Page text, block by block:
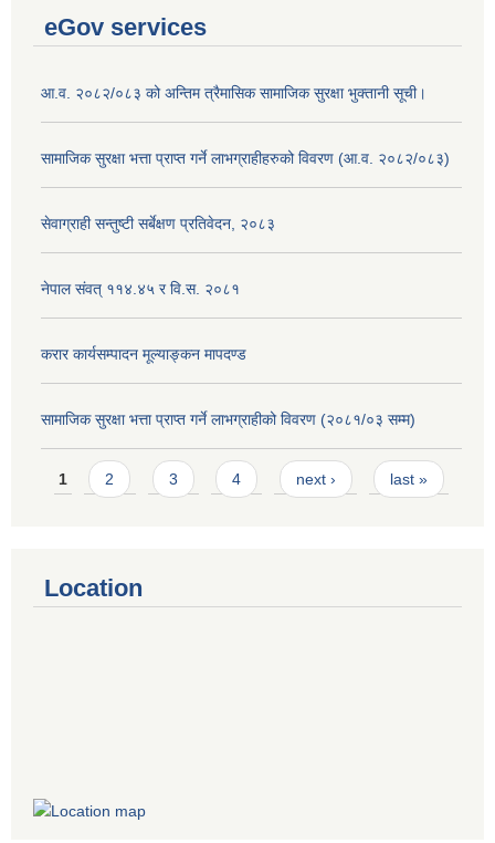
eGov services
आ.व. २०८२/०८३ को अन्तिम त्रैमासिक सामाजिक सुरक्षा भुक्तानी सूची।
सामाजिक सुरक्षा भत्ता प्राप्त गर्ने लाभग्राहीहरुको विवरण (आ.व. २०८२/०८३)
सेवाग्राही सन्तुष्टी सर्बेक्षण प्रतिवेदन, २०८३
नेपाल संवत् ११४.४५ र वि.स. २०८१
करार कार्यसम्पादन मूल्याङ्कन मापदण्ड
सामाजिक सुरक्षा भत्ता प्राप्त गर्ने लाभग्राहीको विवरण (२०८१/०३ सम्म)
Pages
1 2 3 4 next › last »
Location